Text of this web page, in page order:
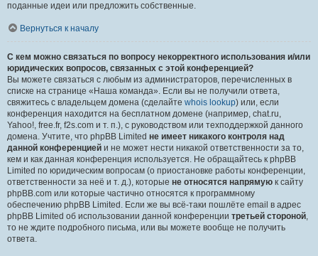
поданные идеи или предложить собственные.
Вернуться к началу
С кем можно связаться по вопросу некорректного использования и/или
юридических вопросов, связанных с этой конференцией?
Вы можете связаться с любым из администраторов, перечисленных в
списке на странице «Наша команда». Если вы не получили ответа,
свяжитесь с владельцем домена (сделайте whois lookup) или, если
конференция находится на бесплатном домене (например, chat.ru,
Yahoo!, free.fr, f2s.com и т. п.), с руководством или техподдержкой данного
домена. Учтите, что phpBB Limited не имеет никакого контроля над
данной конференцией и не может нести никакой ответственности за то,
кем и как данная конференция используется. Не обращайтесь к phpBB
Limited по юридическим вопросам (о приостановке работы конференции,
ответственности за неё и т. д.), которые не относятся напрямую к сайту
phpBB.com или которые частично относятся к программному
обеспечению phpBB Limited. Если же вы всё-таки пошлёте email в адрес
phpBB Limited об использовании данной конференции третьей стороной,
то не ждите подробного письма, или вы можете вообще не получить
ответа.